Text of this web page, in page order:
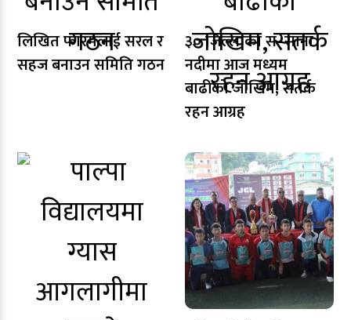
लिखित फारमलाई सरल र
सहज बनाउन समिति गठन
३० जिल्लाका स–साना
नदीमा आज मध्यम
बाढीको जोखिम, सतर्क
रहन आग्रह